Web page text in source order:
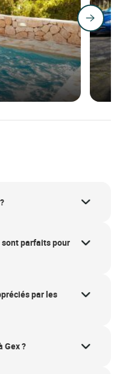
sont parfaits pour
par les
Gex ?